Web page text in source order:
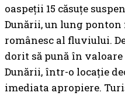
oaspeţii 15 căsuţe
Dunării, un lung
românesc al fluviului.
dorit să pună în
Dunării, într-o locaţie
imediata apropiere.